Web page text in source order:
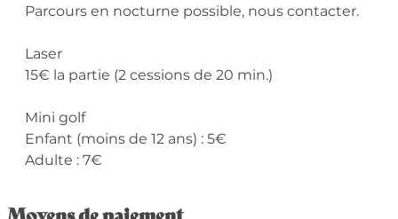
Parcours en nocturne possible, nous contacter.
Laser
15€ la partie (2 cessions de 20 min.)
Mini golf
Enfant (moins de 12 ans) : 5€
Adulte : 7€